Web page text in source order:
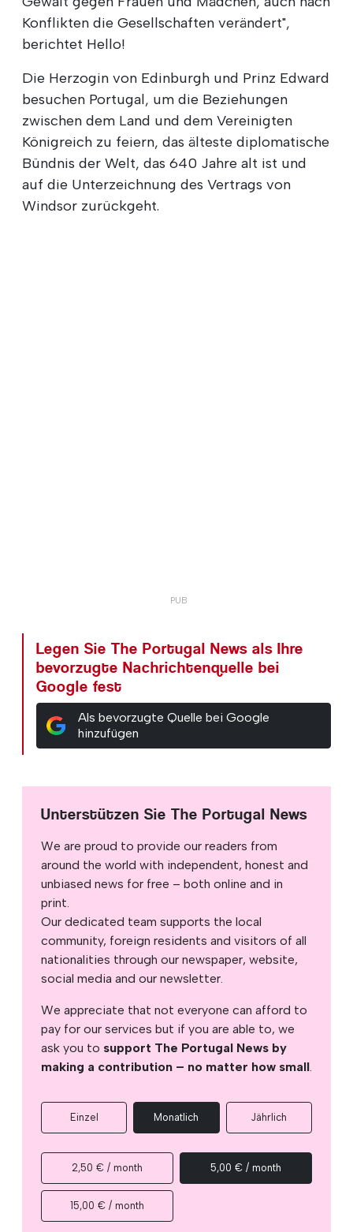
Konflikten die Gesellschaften verändert",
berichtet Hello!
Die Herzogin von Edinburgh und Prinz Edward
besuchen Portugal, um die Beziehungen
zwischen dem Land und dem Vereinigten
Königreich zu feiern, das älteste diplomatische
Bündnis der Welt, das 640 Jahre alt ist und
auf die Unterzeichnung des Vertrags von
Windsor zurückgeht.
Legen Sie The Portugal News als Ihre
bevorzugte Nachrichtenquelle bei
Google fest
Als bevorzugte Quelle bei Google
hinzufügen
Unterstützen Sie The Portugal News
We are proud to provide our readers from
around the world with independent, honest and
unbiased news for free – both online and in
print.
Our dedicated team supports the local
community, foreign residents and visitors of all
nationalities through our newspaper, website,
social media and our newsletter.
We appreciate that not everyone can afford to
pay for our services but if you are able to, we
ask you to support The Portugal News by
making a contribution – no matter how small.
Einzel Monatlich Jährlich
2,50 € / month 5,00 € / month
15,00 € / month